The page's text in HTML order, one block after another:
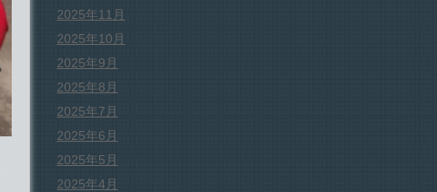
2025年11月
2025年10月
2025年9月
2025年8月
2025年7月
2025年6月
2025年5月
2025年4月